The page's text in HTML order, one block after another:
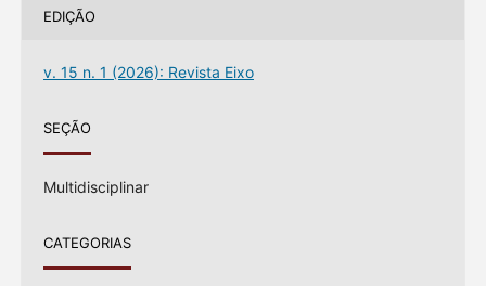
EDIÇÃO
v. 15 n. 1 (2026): Revista Eixo
SEÇÃO
Multidisciplinar
CATEGORIAS